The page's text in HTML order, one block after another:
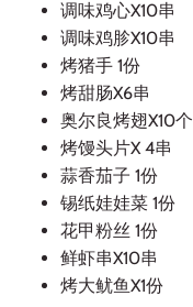
调味鸡心X10串
调味鸡胗X10串
烤猪手 1份
烤甜肠X6串
奥尔良烤翅X10个
烤馒头片X4串
蒜香茄子 1份
锡纸娃娃菜 1份
花甲粉丝 1份
鲜虾串X10串
烤大鱿鱼X1份